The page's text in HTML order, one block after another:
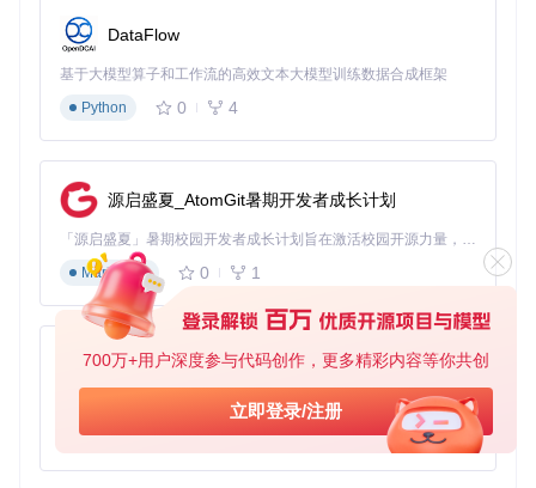
700万+用户深度参与代码创作，更多精彩内容等你共创
立即登录/注册
开始抓轨
├─ 追求最高音质
│  ├─ 输出格式：FLAC (Level 5)
│  ├─ 采样率：保持原始44.1kHz
│  └─ 元数据：完整获取（歌手、专辑、封面、歌词）
│  └─ 元数据：基本信息（歌手、专辑、标题）
└─ 移动设备优先
   ├─ 输出格式：AAC (128-192kbps)
   ├─ 采样率：44.1kHz
底层逻辑解析：为什么这些设置很重要？
音频抓轨的核心是将CD上的数字音频数据准确提取并转换为
计算机可识别的文件格式。CD采用16位/44.1kHz的PCM编
码，这也是CD音质的基准。foobox-cn通过以下技术确保转换
：采用低电平读取技术，减少光盘划痕带来的
DataFlow
基于大模型算子和工作流的高效文本大模型训练数据合成框架
Python
0 4
源启盛夏_AtomGit暑期开发者成长计划
「源启盛夏」暑期校园开发者成长计划旨在激活校园开源力量，通过积分激励、认证扶持、资源倾斜等形式，引导高校组织和开发者完成「入驻 — 建项目 — 做贡献 — 获认证 — 得资源」的完整闭环。无论你是想带领社团入驻平台的组织者，还是希望用代码贡献证明自己的开发者，都能在这里找到属于你的成长路径。
Markdown
0 1
py-xiaozhi
基于Python的Xiaozhi AI，适用于想要完整Xiaozhi体验而无需拥有专用硬件的用户。
Python
0 1